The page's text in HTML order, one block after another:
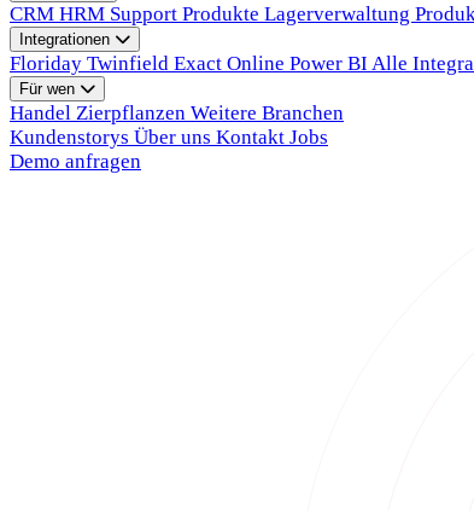
CRM HRM Support Produkte Lagerverwaltung
Integrationen
Floriday Twinfield Exact Online Power BI Alle
Für wen
Handel Zierpflanzen Weitere Branchen
Kundenstorys Über uns Kontakt Jobs
Demo anfragen